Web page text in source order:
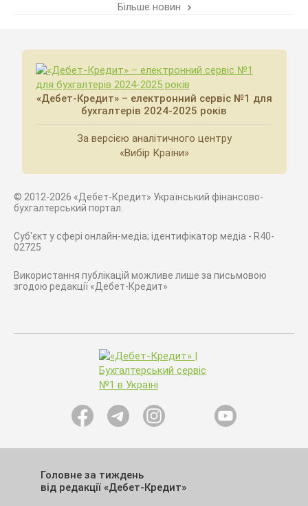
Більше новин
«Дебет-Кредит» – електронний сервіс №1 для
бухгалтерів 2024-2025 років
За версією аналітичного центру
«Вибір Країни»
© 2012-2026 «Дебет-Кредит» Український фінансово-
бухгалтерський портал.
Суб'єкт у сфері онлайн-медіа; ідентифікатор медіа - R40-
02725
Використання публікацій можливе лише за письмовою
згодою редакції «Дебет-Кредит»
Головне за тиждень
від редакції «Дебет-Кредит»